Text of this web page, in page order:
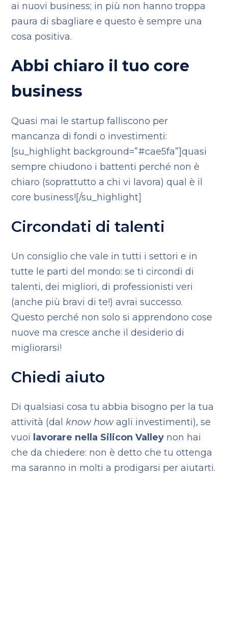
ai nuovi business; in più non hanno troppa
paura di sbagliare e questo è sempre una
cosa positiva.
Abbi chiaro il tuo core
business
Quasi mai le startup falliscono per
mancanza di fondi o investimenti:
[su_highlight background=”#cae5fa”]quasi
sempre chiudono i battenti perché non è
chiaro (soprattutto a chi vi lavora) qual è il
core business![/su_highlight]
Circondati di talenti
Un consiglio che vale in tutti i settori e in
tutte le parti del mondo: se ti circondi di
talenti, dei migliori, di professionisti veri
(anche più bravi di te!) avrai successo.
Questo perché non solo si apprendono cose
nuove ma cresce anche il desiderio di
migliorarsi!
Chiedi aiuto
Di qualsiasi cosa tu abbia bisogno per la tua
attività (dal know howagli investimenti), se
vuoi lavorare nella Silicon Valley non hai
che da chiedere: non è detto che tu ottenga
ma saranno in molti a prodigarsi per aiutarti.